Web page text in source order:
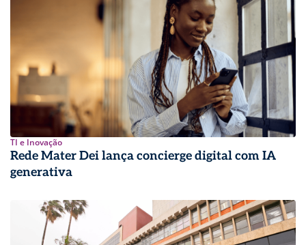
TI e Inovação
Rede Mater Dei lança concierge digital com IA
generativa